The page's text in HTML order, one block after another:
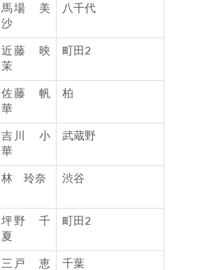
馬場 美
沙
八千代
近藤 映
茉
町田2
佐藤 帆
華
柏
吉川 小
華
武蔵野
林 玲奈 渋谷
坪野 千
夏
町田2
三戸 恵 千葉